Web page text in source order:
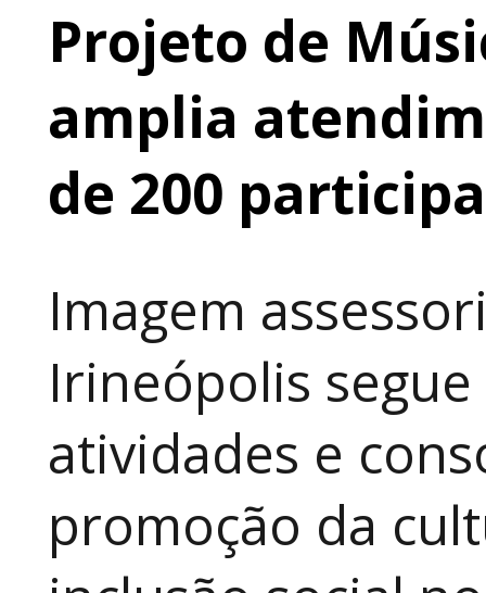
Projeto de
amplia
de 200
Imagem
Irineópolis
atividades e
promoção da